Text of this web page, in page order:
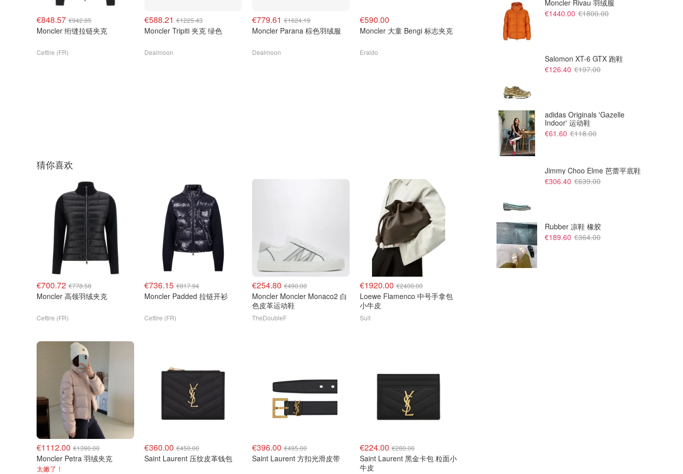
€848.57 €942.85
Moncler 绗缝拉链夹克
Cettire (FR)
€588.21 €1225.43
Moncler Tripiti 夹克 绿色
Dealmoon
€779.61 €1624.19
Moncler Parana 棕色羽绒服
Dealmoon
€590.00
Moncler 大童 Bengi 标志夹克
Eraldo
Moncler 大童 Bengi 标志夹克
€690.00
猜你喜欢
€700.72 €778.58
Moncler 高领羽绒夹克
Cettire (FR)
€736.15 €817.94
Moncler Padded 拉链开衫
Cettire (FR)
€254.80 €490.00
Moncler Moncler Monaco2 白
色皮革运动鞋
TheDoubleF
€1920.00 €2400.00
Loewe Flamenco 中号手拿包
小牛皮
Suit
€1112.00 €1390.00
Moncler Petra 羽绒夹克
太嫩了！
€360.00 €450.00
Saint Laurent 压纹皮革钱包
€396.00 €495.00
Saint Laurent 方扣光滑皮带
€224.00 €280.00
Saint Laurent 黑金卡包 粒面小
牛皮
Moncler Rivau 羽绒服
€1440.00 €1800.00
Salomon XT-6 GTX 跑鞋
€126.40 €197.00
adidas Originals 'Gazelle
Indoor' 运动鞋
€61.60 €118.00
Jimmy Choo Elme 芭蕾平底鞋
€306.40 €639.00
Rubber 凉鞋 橡胶
€189.60 €364.00